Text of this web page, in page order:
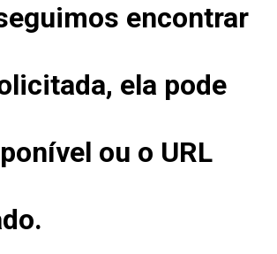
encontrar
ela pode
ou o URL